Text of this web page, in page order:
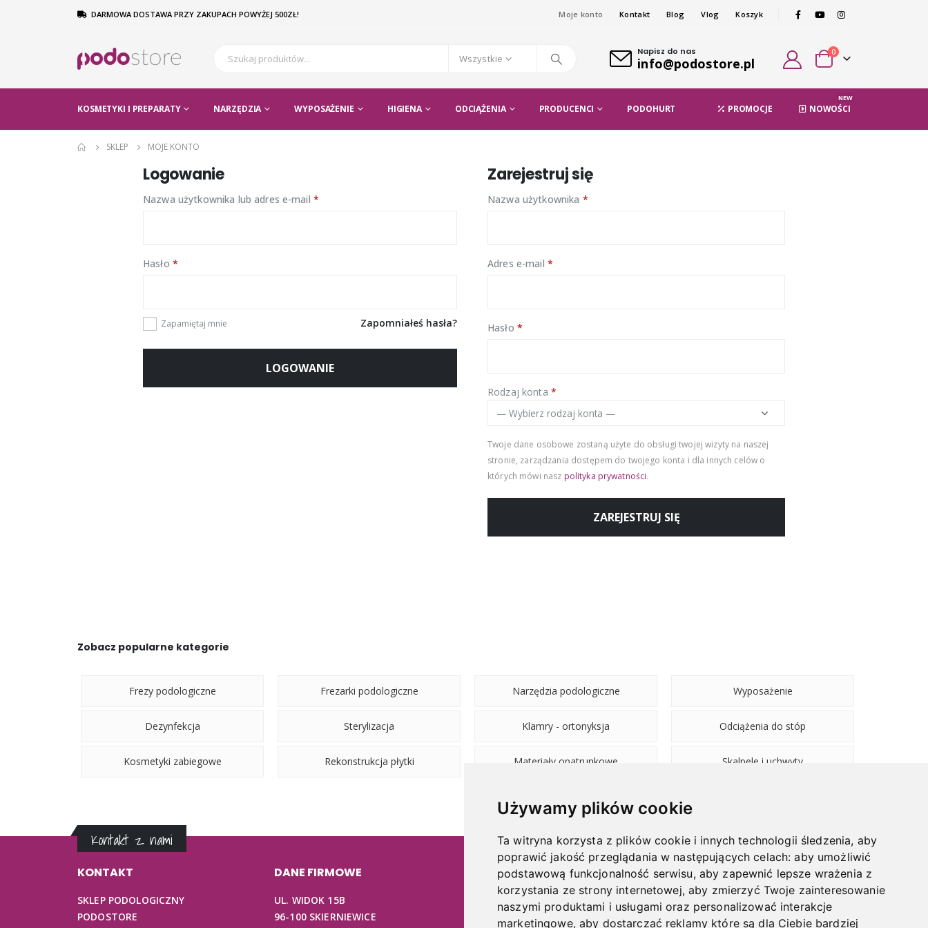
Używamy plików cookie
Ta witryna korzysta z plików cookie i innych technologii śledzenia, aby
poprawić jakość przeglądania w następujących celach:aby umożliwić
podstawową funkcjonalność serwisu, aby zapewnić lepsze wrażenia z
korzystania ze strony internetowej,aby zmierzyć Twoje zainteresowanie
naszymi produktami i usługami oraz personalizować interakcje
marketingowe, aby dostarczać reklamy które są dla Ciebie bardziej
DARMOWA DOSTAWA PRZY ZAKUPACH POWYŻEJ 500ZŁ! Moje konto Kontakt Blog Vlog Koszyk
Wszystkie
Napisz do nas
info@podostore.pl
0
KOSMETYKI I PREPARATY NARZĘDZIA WYPOSAŻENIE HIGIENA ODCIĄŻENIA PRODUCENCI PODOHURT PROMOCJE NOWOŚCI
NEW
SKLEP MOJE KONTO
Logowanie
Nazwa użytkownika lub adres e-mail *
Hasło *
Zapamiętaj mnie Zapomniałeś hasła?
LOGOWANIE
Zarejestruj się
Nazwa użytkownika *
Adres e-mail *
Hasło *
Rodzaj konta *
Twoje dane osobowe zostaną użyte do obsługi twojej wizyty na naszej
stronie, zarządzania dostępem do twojego konta i dla innych celów o
których mówi nasz polityka prywatności.
ZAREJESTRUJ SIĘ
Zobacz popularne kategorie
Frezy podologiczne
Dezynfekcja
Kosmetyki zabiegowe
Frezarki podologiczne
Sterylizacja
Rekonstrukcja płytki
Narzędzia podologiczne
Klamry - ortonyksja
Materiały opatrunkowe
Wyposażenie
Odciążenia do stóp
Skalpele i uchwyty
Kontakt z nami
KONTAKT
SKLEP PODOLOGICZNY
PODOSTORE
DANE FIRMOWE
UL. WIDOK 15B
96-100 SKIERNIEWICE
INFORMACJE
REGULAMIN
NAWIGACJA
BLOG
HURTOWNIA